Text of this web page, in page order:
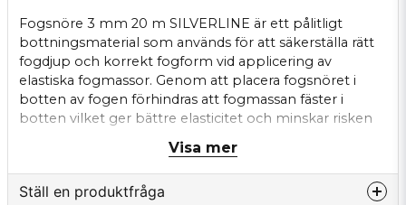
Fogsnöre 3 mm 20 m SILVERLINE är ett pålitligt
bottningsmaterial som används för att säkerställa rätt
fogdjup och korrekt fogform vid applicering av
elastiska fogmassor. Genom att placera fogsnöret i
botten av fogen förhindras att fogmassan fäster i
botten vilket ger bättre elasticitet och minskar risken
Fogsnöret är tillverkat av tvinnad polyester vilket ger
god formstabilitet och gör det enkelt att montera i
Visa mer
Ställ en produktfråga